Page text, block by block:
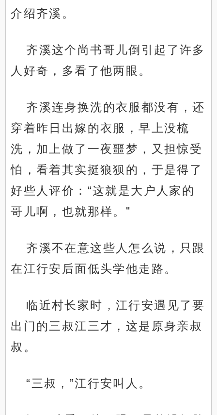
介绍齐溪。
齐溪这个尚书哥儿倒引起了许多
人好奇，多看了他两眼。
齐溪连身换洗的衣服都没有，还
穿着昨日出嫁的衣服，早上没梳
洗，加上做了一夜噩梦，又担惊受
怕，看着其实挺狼狈的，于是得了
好些人评价：“这就是大户人家的
哥儿啊，也就那样。”
齐溪不在意这些人怎么说，只跟
在江行安后面低头学他走路。
临近村长家时，江行安遇见了要
出门的三叔江三才，这是原身亲叔
叔。
“三叔，”江行安叫人。